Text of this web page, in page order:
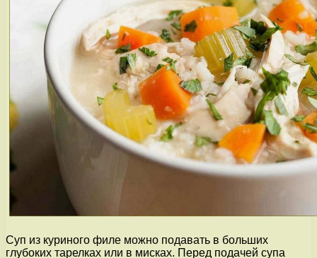
Суп из куриного филе можно подавать в больших
глубоких тарелках или в мисках. Перед подачей супа